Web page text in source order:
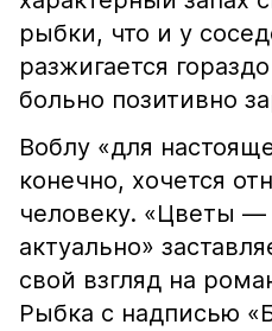
рыбки, что и у
разжигается
больно позитивно
Воблу «для
конечно, хочется
человеку. «Цветы
актуально»
свой взгляд на
Рыбка с надписью